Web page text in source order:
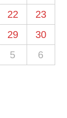
22
23
29
30
5 6